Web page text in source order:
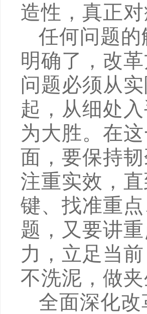
造性，真正
任何问题
明确了，改
问题必须从
起，从细处
为大胜。在
面，要保持
注重实效，
键、找准重
题，又要讲
力，立足当
不洗泥，做
全面深化